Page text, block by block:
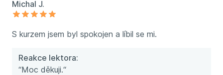
Michal J.
S kurzem jsem byl spokojen a líbil se mi.
Reakce lektora:
“Moc děkuji.“